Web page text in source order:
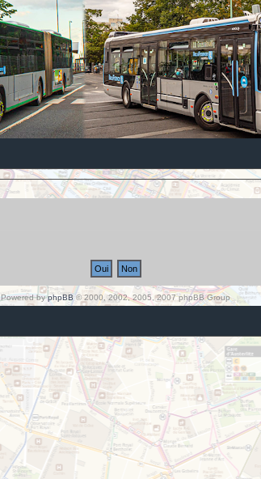
Powered byphpBB© 2000, 2002, 2005, 2007 phpBB Group